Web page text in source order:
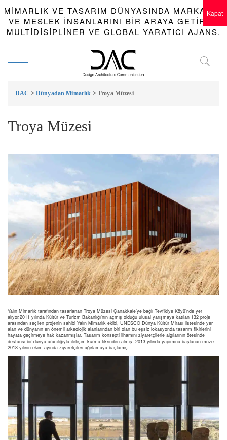
MIMARLIK VE TASARIM DÜNYASINDA MARKALAR
VE MESLEK INSANLARINI BIR ARAYA GETIREN
MULTIDISIPLINER VE GLOBAL YARATICI AJANS.
DAC > Dünyadan Mimarlık > Troya Müzesi
Troya Müzesi
Yalın Mimarlık tarafından tasarlanan Troya Müzesi Çanakkale’ye bağlı Tevfikiye Köyü’nde yer
alıyor.2011 yılında Kültür ve Turizm Bakanlığı’nın açmış olduğu ulusal yarışmaya katılan 132 proje
arasından seçilen projenin sahibi Yalın Mimarlık ekibi, UNESCO Dünya Kültür Mirası listesinde yer
alan ve dünyanın en önemli arkeolojik alanlarından biri olan bu eşsiz lokasyonda tasarım fikirlerini
hayata geçirmeye hak kazanmışlar. Tasarım konsepti ilhamını ziyaretçilerle algılarının ötesinde
destansı bir dünya aracılığıyla iletişim kurma fikrinden almış. 2013 yılında yapımına başlanan müze
2018 yılının ekim ayında ziyaretçileri ağırlamaya başlamış.
Kapat